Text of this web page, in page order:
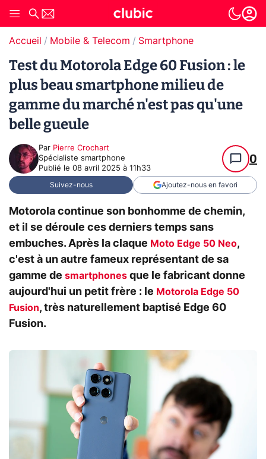
Accueil Mobile & Telecom Smartphone
Test du Motorola Edge 60 Fusion : le
plus beau smartphone milieu de
gamme du marché n'est pas qu'une
belle gueule
Par Pierre Crochart
Spécialiste smartphone
Publié le 08 avril 2025 à 11h33
0
Suivez-nous Ajoutez-nous en favori
Motorola continue son bonhomme de chemin,
et il se déroule ces derniers temps sans
embuches. Après la claque Moto Edge 50 Neo,
c'est à un autre fameux représentant de sa
gamme de smartphones que le fabricant donne
aujourd'hui un petit frère : le Motorola Edge 50
Fusion, très naturellement baptisé Edge 60
Fusion.